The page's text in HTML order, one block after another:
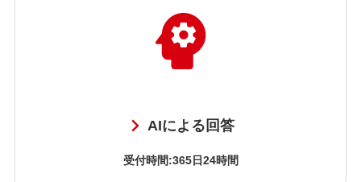
AIによる回答
受付時間:365日24時間